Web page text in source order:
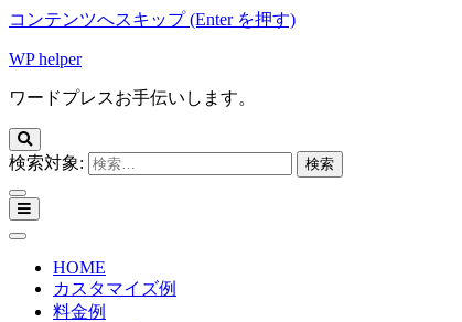
コンテンツへスキップ (Enter を押す)
WP helper
ワードプレスお手伝いします。
検索対象:
HOME
カスタマイズ例
料金例